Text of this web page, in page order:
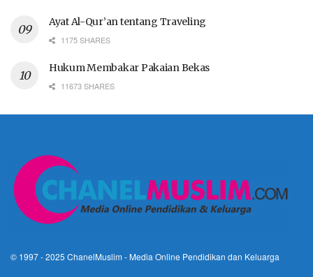
Ayat Al-Qur’an tentang Traveling
1175 SHARES
Hukum Membakar Pakaian Bekas
11673 SHARES
© 1997 - 2025 ChanelMuslim - Media Online Pendidikan dan Keluarga